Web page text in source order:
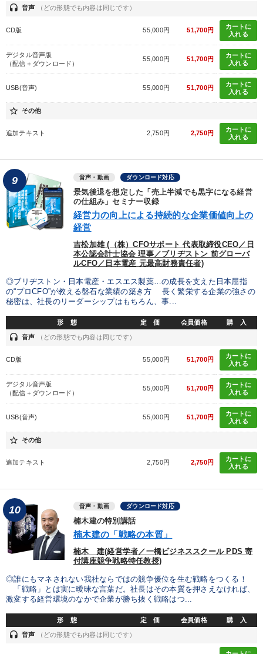
headset 音声 （どの形態でも内容は同じです）
CD版 55,000円 51,700円
カートに
入れる
デジタル音声版
（配信＋ダウンロード）
55,000円 51,700円
カートに
入れる
USB(音声) 55,000円 51,700円
カートに
入れる
star_border その他
追加テキスト 2,750円 2,750円
カートに
入れる
9 音声・動画 ダウンロード対応
景気後退を想定した「売上半減でも黒字になる経営
の仕組み」セミナー収録
経営力の向上による持続的な企業価値向上の
経営
吉松加雄 (（株）CFOサポート 代表取締役CEO／日
本公認会計士協会 理事／ブリヂストン 前グローバ
ルCFO／日本電産 元最高財務責任者)
◎ブリヂストン・日本電産・エスエス製薬…の成長を支えた日本屈指
の“プロCFO”が教える盤石な業績の築き方 長く繁栄する企業の強さの
秘密は、社長のリーダーシップはもちろん、事...
形 態 定 価 会員価格 購 入
headset 音声 （どの形態でも内容は同じです）
CD版 55,000円 51,700円
カートに
入れる
デジタル音声版
（配信＋ダウンロード）
55,000円 51,700円
カートに
入れる
USB(音声) 55,000円 51,700円
カートに
入れる
star_border その他
追加テキスト 2,750円 2,750円
カートに
入れる
10 音声・動画 ダウンロード対応
楠木建の特別講話
楠木建の「戦略の本質」
楠木 建(経営学者／一橋ビジネススクール PDS 寄
付講座競争戦略特任教授)
◎誰にもマネされない我社ならではの競争優位を生む戦略をつくる！
「戦略」とは実に曖昧な言葉だ。社長はその本質を押さえなければ、
激変する経営環境のなかで企業が勝ち抜く戦略はつ...
形 態 定 価 会員価格 購 入
headset 音声 （どの形態でも内容は同じです）